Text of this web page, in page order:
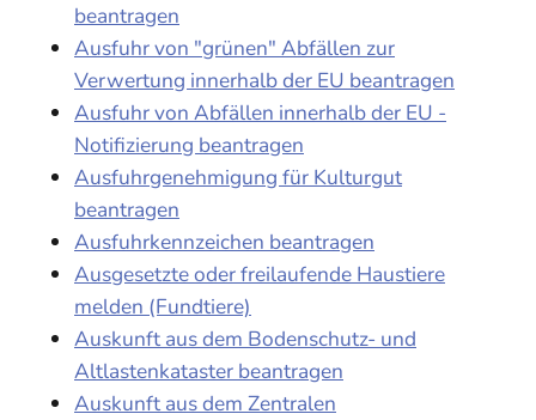
beantragen
Ausfuhr von "grünen" Abfällen zur
Verwertung innerhalb der EU beantragen
Ausfuhr von Abfällen innerhalb der EU -
Notifizierung beantragen
Ausfuhrgenehmigung für Kulturgut
beantragen
Ausfuhrkennzeichen beantragen
Ausgesetzte oder freilaufende Haustiere
melden (Fundtiere)
Auskunft aus dem Bodenschutz- und
Altlastenkataster beantragen
Auskunft aus dem Zentralen